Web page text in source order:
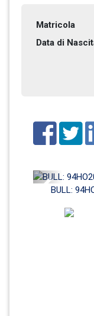
Matricola
Data di
BULL:
Previous